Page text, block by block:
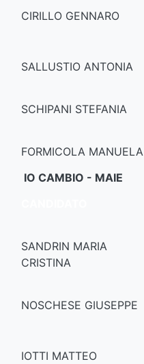
CIRILLO GENNARO
SALLUSTIO ANTONIA
SCHIPANI STEFANIA
FORMICOLA MANUELA
IO CAMBIO - MAIE
SANDRIN MARIA
CRISTINA
NOSCHESE GIUSEPPE
IOTTI MATTEO